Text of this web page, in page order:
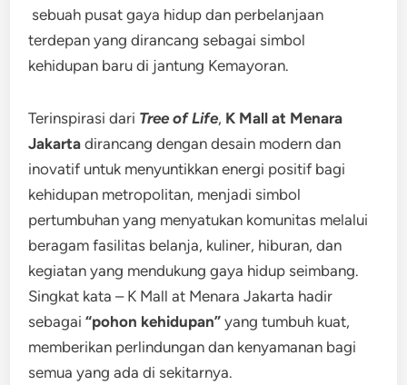
sebuah pusat gaya hidup dan perbelanjaan
terdepan yang dirancang sebagai simbol
kehidupan baru di jantung Kemayoran.
Terinspirasi dari Tree of Life, K Mall at Menara
Jakarta dirancang dengan desain modern dan
inovatif untuk menyuntikkan energi positif bagi
kehidupan metropolitan, menjadi simbol
pertumbuhan yang menyatukan komunitas melalui
beragam fasilitas belanja, kuliner, hiburan, dan
kegiatan yang mendukung gaya hidup seimbang.
Singkat kata – K Mall at Menara Jakarta hadir
sebagai “pohon kehidupan” yang tumbuh kuat,
memberikan perlindungan dan kenyamanan bagi
semua yang ada di sekitarnya.